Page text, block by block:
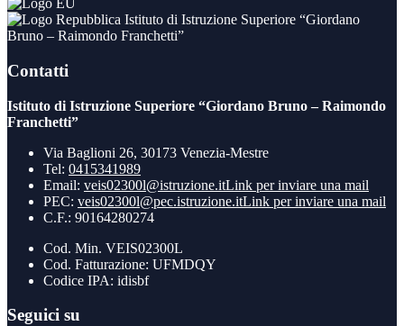
Istituto di Istruzione Superiore “Giordano
Bruno – Raimondo Franchetti”
Contatti
Istituto di Istruzione Superiore “Giordano Bruno – Raimondo
Franchetti”
Via Baglioni 26, 30173 Venezia-Mestre
Tel: 0415341989
Email: veis02300l@istruzione.itLink per inviare una mail
PEC: veis02300l@pec.istruzione.itLink per inviare una mail
C.F.: 90164280274
Cod. Min. VEIS02300L
Cod. Fatturazione: UFMDQY
Codice IPA: idisbf
Seguici su